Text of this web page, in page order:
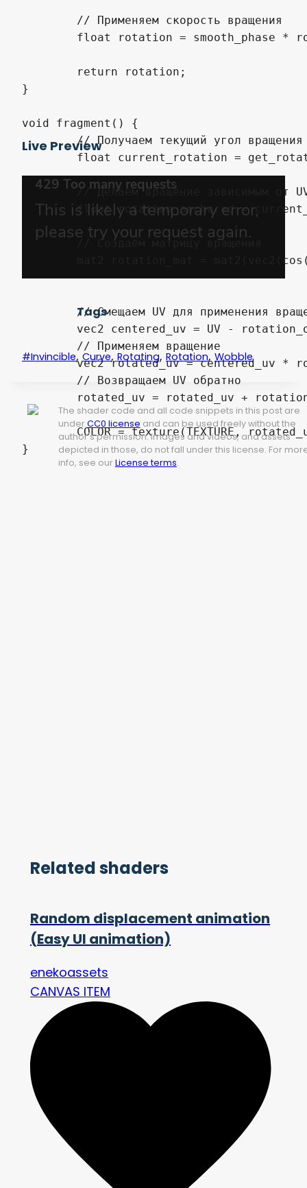
}
void fragment() {
	// Получаем текущий угол вращения
	// Делаем вращение зависимым от UV (для "якоря" внизу спрайта)
	float rotation_anchored = current_rotation * (1.0 - UV.y);
	// Создаём матрицу вращения
vec2(-sin(rotation_anchored),
	vec2 rotated_uv = centered_uv * rotation_mat;
	COLOR = texture(TEXTURE, rotated_uv);
}
Live Preview
Tags
#invincible, Curve,Rotating, Rotation,Wobble
The shader code and all code snippets in this post are
under CC0 license and can be used freely without the
author's permission. Images and videos, and assets
depicted in those, do not fall under this license. For
info, see our License terms.
Related shaders
Random displacement animation
(Easy UI animation)
enekoassets
CANVAS ITEM